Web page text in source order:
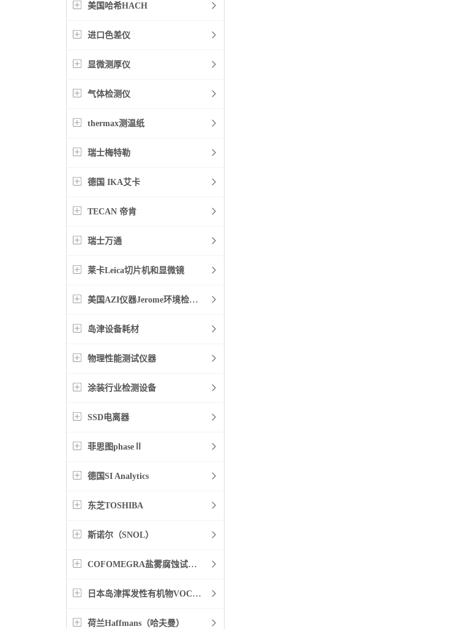
美国哈希HACH
进口色差仪
显微测厚仪
气体检测仪
thermax测温纸
瑞士梅特勒
德国 IKA艾卡
TECAN 帝肯
瑞士万通
莱卡Leica切片机和显微镜
美国AZI仪器Jerome环境检测仪器
岛津设备耗材
物理性能测试仪器
涂装行业检测设备
SSD电离器
菲思图phaseⅡ
德国SI Analytics
东芝TOSHIBA
斯诺尔（SNOL）
COFOMEGRA盐雾腐蚀试验箱
日本岛津挥发性有机物VOC检测
荷兰Haffmans（哈夫曼）